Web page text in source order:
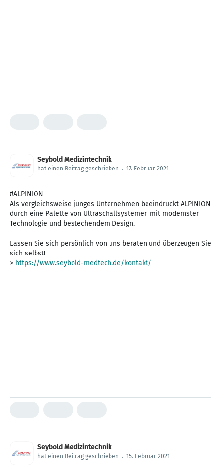
Seybold Medizintechnik
hat einen Beitrag geschrieben . 17. Februar 2021
#ALPINION
Als vergleichsweise junges Unternehmen beeindruckt ALPINION
durch eine Palette von Ultraschallsystemen mit modernster
Technologie und bestechendem Design.
Lassen Sie sich persönlich von uns beraten und überzeugen Sie
sich selbst!
> https://www.seybold-medtech.de/kontakt/
Seybold Medizintechnik
hat einen Beitrag geschrieben . 15. Februar 2021